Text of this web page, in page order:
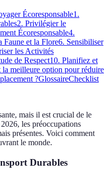
Écoresponsable1.
2. Privilégier le
Écoresponsable4.
Faune et la Flore6. Sensibiliser
les Activités
de Respect10. Planifiez et
meilleure option pour réduire
?GlossaireChecklist
mais il est crucial de le
les préoccupations
présentes. Voici comment
le monde.
Durables